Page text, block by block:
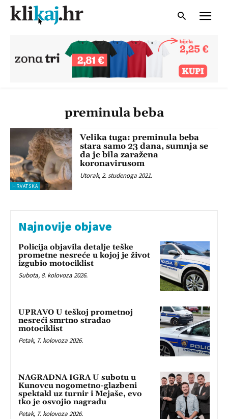
preminula beba
HRVATSKA
Velika tuga: preminula beba
stara samo 23 dana, sumnja se
da je bila zaražena
koronavirusom
Utorak, 2. studenoga 2021.
Najnovije objave
Policija objavila detalje teške
prometne nesreće u kojoj je život
izgubio motociklist
Subota, 8. kolovoza 2026.
UPRAVO U teškoj prometnoj
nesreći smrtno stradao
motociklist
Petak, 7. kolovoza 2026.
NAGRADNA IGRA U subotu u
Kunovcu nogometno-glazbeni
spektakl uz turnir i Mejaše, evo
tko je osvojio nagradu
Petak, 7. kolovoza 2026.